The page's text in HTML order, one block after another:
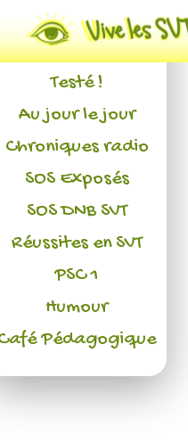
Actualités
L'association
Testé !
Au jour le jour
Chroniques radio
SOS Exposés
SOS DNB SVT
Réussites en SVT
PSC 1
Humour
Pédagogique